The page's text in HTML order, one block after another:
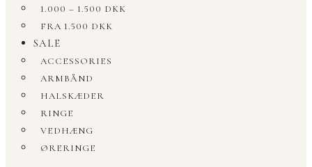
1.000 – 1.500 DKK
FRA 1.500 DKK
SALE
ACCESSORIES
ARMBÅND
HALSKÆDER
RINGE
VEDHÆNG
ØRERINGE